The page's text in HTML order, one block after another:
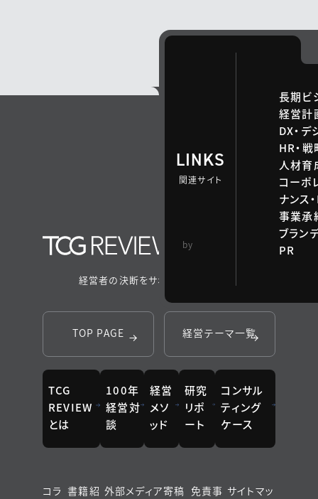
LINKS
関連サイト
長期ビ
経営計
DX・デ
HR・
人材育
コーポ
ナンス
事業承
ブラン
PR
by
経営者の決断をサポートするメディア
TOP PAGE 経営テーマ一覧
TCG
REVIEW
とは
100年
経営対
談
経営
メソ
ッド
研究
リポ
ート
コンサル
ティング
ケース
コラ 書籍紹 外部メディア寄稿 免責事 サイトマッ